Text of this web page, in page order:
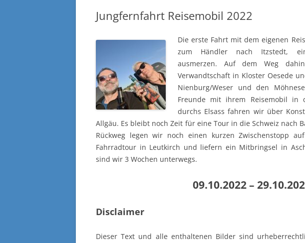
Jungfernfahrt Reisemobil 2022
Die erste Fahrt mit dem eigenen
zum Händler nach Itzstedt, ein
ausmerzen. Auf dem Weg
Verwandtschaft in Kloster Oesede
Nienburg/Weser und den
Freunde mit ihrem Reisemobil in
durchs Elsass fahren wir über
Allgäu. Es bleibt noch Zeit für eine Tour in die Schweiz nach
Rückweg legen wir noch einen kurzen Zwischenstopp
Fahrradtour in Leutkirch und liefern ein Mitbringsel in
sind wir 3 Wochen unterwegs.
09.10.2022 –
Disclaimer
Dieser Text und alle enthaltenen Bilder sind